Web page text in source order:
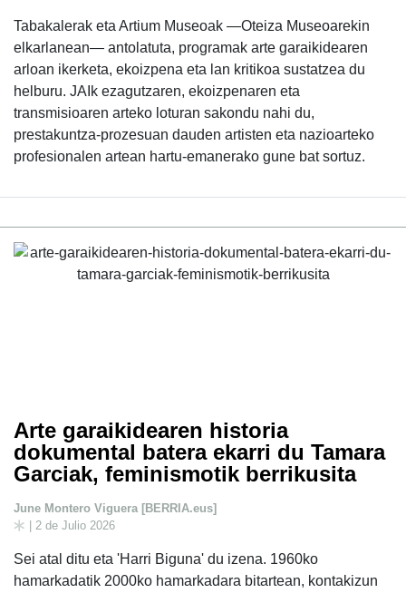
Tabakalerak eta Artium Museoak —Oteiza Museoarekin
elkarlanean— antolatuta, programak arte garaikidearen
arloan ikerketa, ekoizpena eta lan kritikoa sustatzea du
helburu. JAIk ezagutzaren, ekoizpenaren eta
transmisioaren arteko loturan sakondu nahi du,
prestakuntza-prozesuan dauden artisten eta nazioarteko
profesionalen artean hartu-emanerako gune bat sortuz.
Arte garaikidearen historia
dokumental batera ekarri du Tamara
Garciak, feminismotik berrikusita
June Montero Viguera [BERRIA.eus]
| 2 de Julio 2026
Sei atal ditu eta 'Harri Biguna' du izena. 1960ko
hamarkadatik 2000ko hamarkadara bitartean, kontakizun